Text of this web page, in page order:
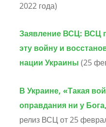
2022 года)
Заявление ВСЦ: ВСЦ
эту войну и
нации Украины (25
В Украине, «Такая
оправдания ни у
релиз ВСЦ от 25